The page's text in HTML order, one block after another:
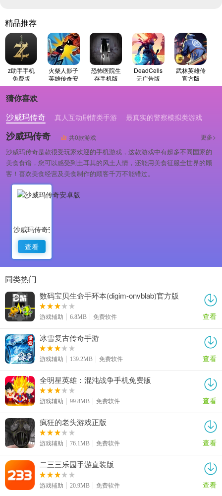
精品推荐
z助手手机
免费版
火柴人影子
英雄传奇安
卓免费版
恐怖医院生
存手机版
DeadCells
无广告版
武林英雄传
官方版
猜你喜欢
沙威玛传奇
真人互动剧情类手游 最真实的警察模拟类游戏
沙威玛传奇 共0款游戏 更多>
沙威玛传奇是款很受玩家欢迎的手机游戏，这款游戏中有超多不同国家的
美食食谱，您可以感受到土耳其的风土人情，还能用美食征服全世界的顾
客！喜欢美食经营及美食制作的顾客千万不能错过。
沙威玛传奇安卓版
查看
同类热门
数码宝贝生命手环本(digim-onvblab)官方版
游戏辅助 6.8MB 免费软件 查看
冰雪复古传奇手游
游戏辅助 139.2MB 免费软件 查看
全明星英雄：混沌战争手机免费版
游戏辅助 99.8MB 免费软件 查看
疯狂的老头游戏正版
游戏辅助 76.1MB 免费软件 查看
二三三乐园手游直装版
游戏辅助 20.9MB 免费软件 查看